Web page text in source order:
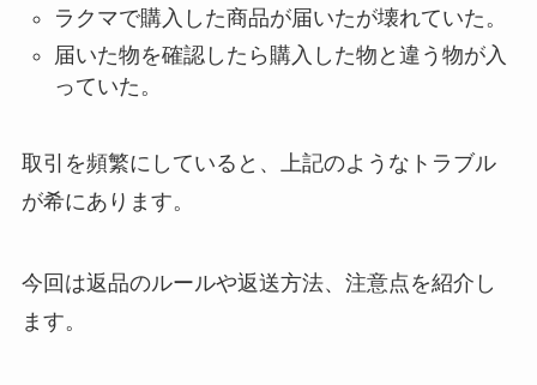
ラクマで購入した商品が届いたが壊れていた。
届いた物を確認したら購入した物と違う物が入
っていた。
取引を頻繁にしていると、上記のようなトラブル
が希にあります。
今回は返品のルールや返送方法、注意点を紹介し
ます。